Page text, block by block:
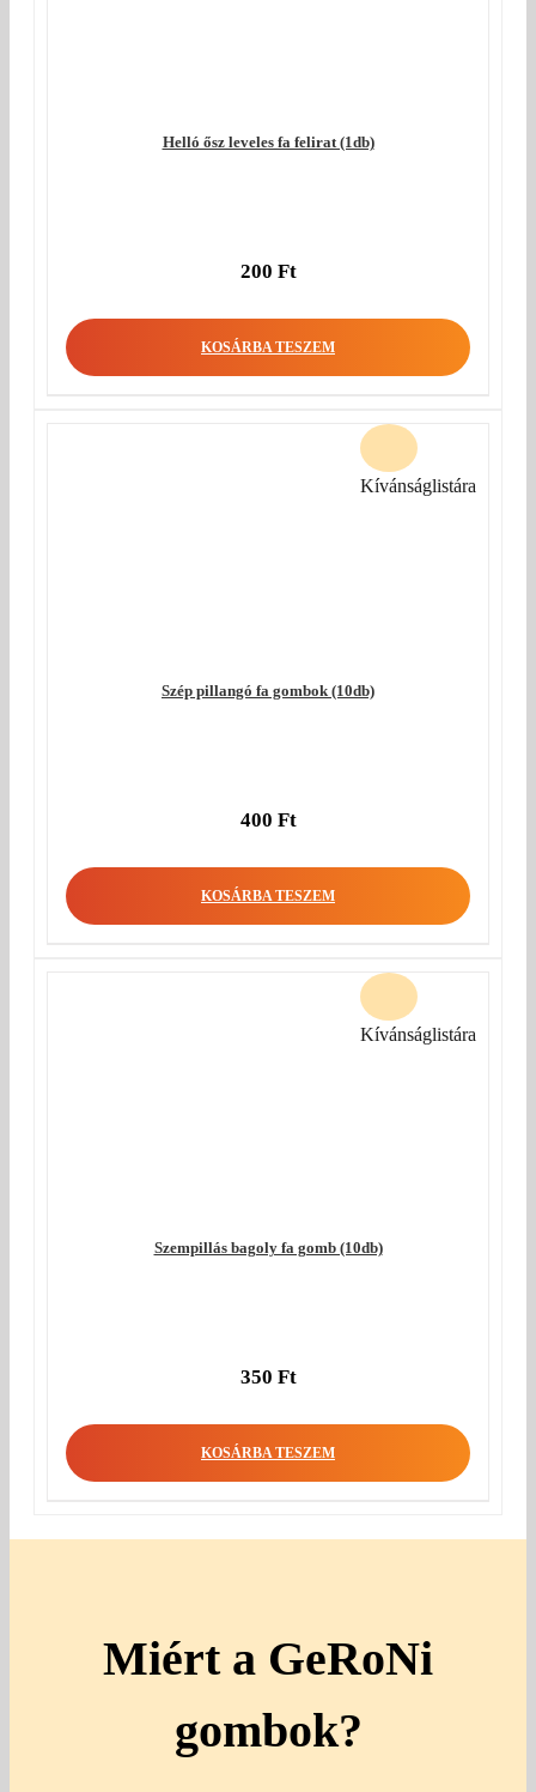
Helló ősz leveles fa felirat (1db)
200 Ft
KOSÁRBA TESZEM
Szép pillangó fa gombok (10db)
400 Ft
KOSÁRBA TESZEM
Kívánságlistára
Szempillás bagoly fa gomb (10db)
350 Ft
KOSÁRBA TESZEM
Kívánságlistára
Miért a GeRoNi
gombok?